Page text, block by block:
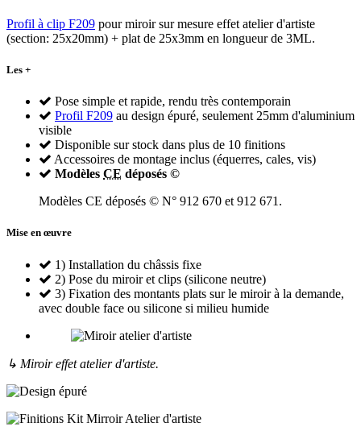
Profil à clip F209 pour miroir sur mesure effet atelier d'artiste
(section: 25x20mm) + plat de 25x3mm en longueur de 3ML.
Les +
Pose simple et rapide, rendu très contemporain
Profil F209 au design épuré, seulement 25mm d'aluminium
visible
Disponible sur stock dans plus de 10 finitions
Accessoires de montage inclus (équerres, cales, vis)
Modèles CE déposés ©
Modèles CE déposés © N° 912 670 et 912 671.
Mise en œuvre
1) Installation du châssis fixe
2) Pose du miroir et clips (silicone neutre)
3) Fixation des montants plats sur le miroir à la demande,
avec double face ou silicone si milieu humide
↳ Miroir effet atelier d'artiste.